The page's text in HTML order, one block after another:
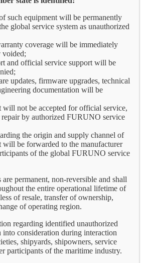
such equipment will be permanently
global service system as unauthorized
coverage will be immediately
voided;
and official service support will be
updates, firmware upgrades, technical
documentation will be
will not be accepted for official service,
repair by authorized FURUNO service
the origin and supply channel of
will be forwarded to the manufacturer
of the global FURUNO service
permanent, non-reversible and shall
the entire operational lifetime of
of resale, transfer of ownership,
of operating region.
regarding identified unauthorized
into consideration during interaction
shipyards, shipowners, service
participants of the maritime industry.